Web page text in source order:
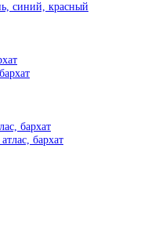
бархат